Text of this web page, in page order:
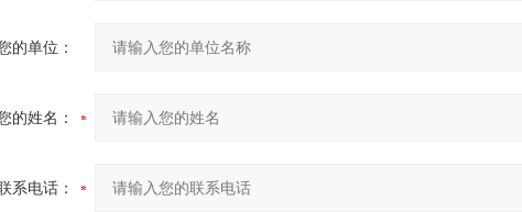
的单位：
的姓名：
系电话：